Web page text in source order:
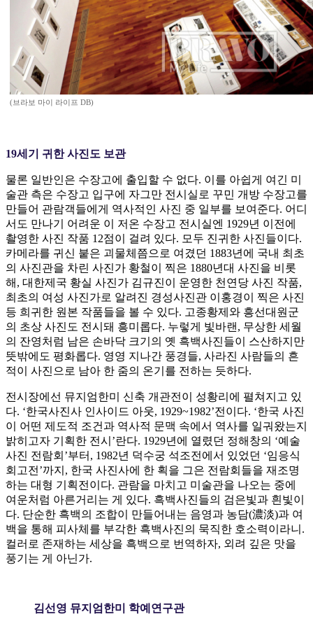
(브라보 마이 라이프 DB)
19세기 귀한 사진도 보관
물론 일반인은 수장고에 출입할 수 없다. 이를 아쉽게 여긴 미
술관 측은 수장고 입구에 자그만 전시실로 꾸민 개방 수장고를
만들어 관람객들에게 역사적인 사진 중 일부를 보여준다. 어디
서도 만나기 어려운 이 저온 수장고 전시실엔 1929년 이전에
촬영한 사진 작품 12점이 걸려 있다. 모두 진귀한 사진들이다.
카메라를 귀신 붙은 괴물체쯤으로 여겼던 1883년에 국내 최초
의 사진관을 차린 사진가 황철이 찍은 1880년대 사진을 비롯
해, 대한제국 황실 사진가 김규진이 운영한 천연당 사진 작품,
최초의 여성 사진가로 알려진 경성사진관 이홍경이 찍은 사진
등 희귀한 원본 작품들을 볼 수 있다. 고종황제와 흥선대원군
의 초상 사진도 전시돼 흥미롭다. 누렇게 빛바랜, 무상한 세월
의 잔영처럼 남은 손바닥 크기의 옛 흑백사진들이 스산하지만
뜻밖에도 평화롭다. 영영 지나간 풍경들, 사라진 사람들의 흔
적이 사진으로 남아 한 줌의 온기를 전하는 듯하다.
전시장에선 뮤지엄한미 신축 개관전이 성황리에 펼쳐지고 있
다. ‘한국사진사 인사이드 아웃, 1929~1982’전이다. ‘한국 사진
이 어떤 제도적 조건과 역사적 문맥 속에서 역사를 일궈왔는지
밝히고자 기획한 전시’란다. 1929년에 열렸던 정해창의 ‘예술
사진 전람회’부터, 1982년 덕수궁 석조전에서 있었던 ‘임응식
회고전’까지, 한국 사진사에 한 획을 그은 전람회들을 재조명
하는 대형 기획전이다. 관람을 마치고 미술관을 나오는 중에
여운처럼 아른거리는 게 있다. 흑백사진들의 검은빛과 흰빛이
다. 단순한 흑백의 조합이 만들어내는 음영과 농담(濃淡)과 여
백을 통해 피사체를 부각한 흑백사진의 묵직한 호소력이라니.
컬러로 존재하는 세상을 흑백으로 번역하자, 외려 깊은 맛을
풍기는 게 아닌가.
김선영 뮤지엄한미 학예연구관